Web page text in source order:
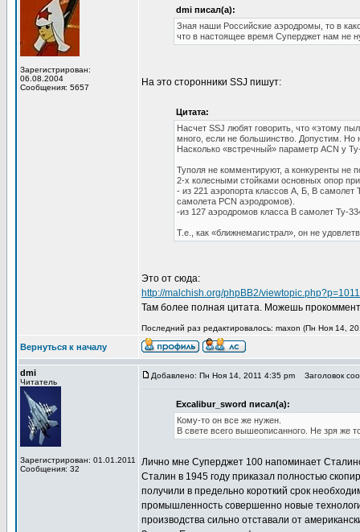
Зарегистрирован:
06.08.2004
Сообщения: 5657
dmi писал(а):
Зная наши Российские аэродромы, то в
что в настоящее время Суперджет нам не
На это сторонники SSJ пишут:
Цитата:
Насчет SSJ любят говорить, что «этому
много, если не большинство. Допустим. Но
Насколько «встречный» параметр ACN у
Туполя не комментируют, а конкуренты не
2-х колесными стойками основных опор
- из 221 аэропорта классов А, Б, В самолет
самолета PCN аэродромов).
-из 127 аэродромов класса В самолет Ту-
Т.е., как «ближнемагистрал», он не
Это от сюда:
http://malchish.org/phpBB2/
Там более полная цитата. Можешь
Последний раз редактировалось: maxon (Пн Ноя 14,
Вернуться к началу
dmi
Читатель
Зарегистрирован: 01.01.2011
Сообщения: 32
Добавлено: Пн Ноя 14, 2011 4:35 pm Заголовок
Excalibur_sword писал(а):
Кому-то он все же нужен.
В свете всего вышеописанного. Не зря же
Лично мне Суперджет 100 напоминает
Сталин в 1945 году приказал полностью
получили в предельно короткий срок
промышленность совершенно новые
производства сильно отставали от